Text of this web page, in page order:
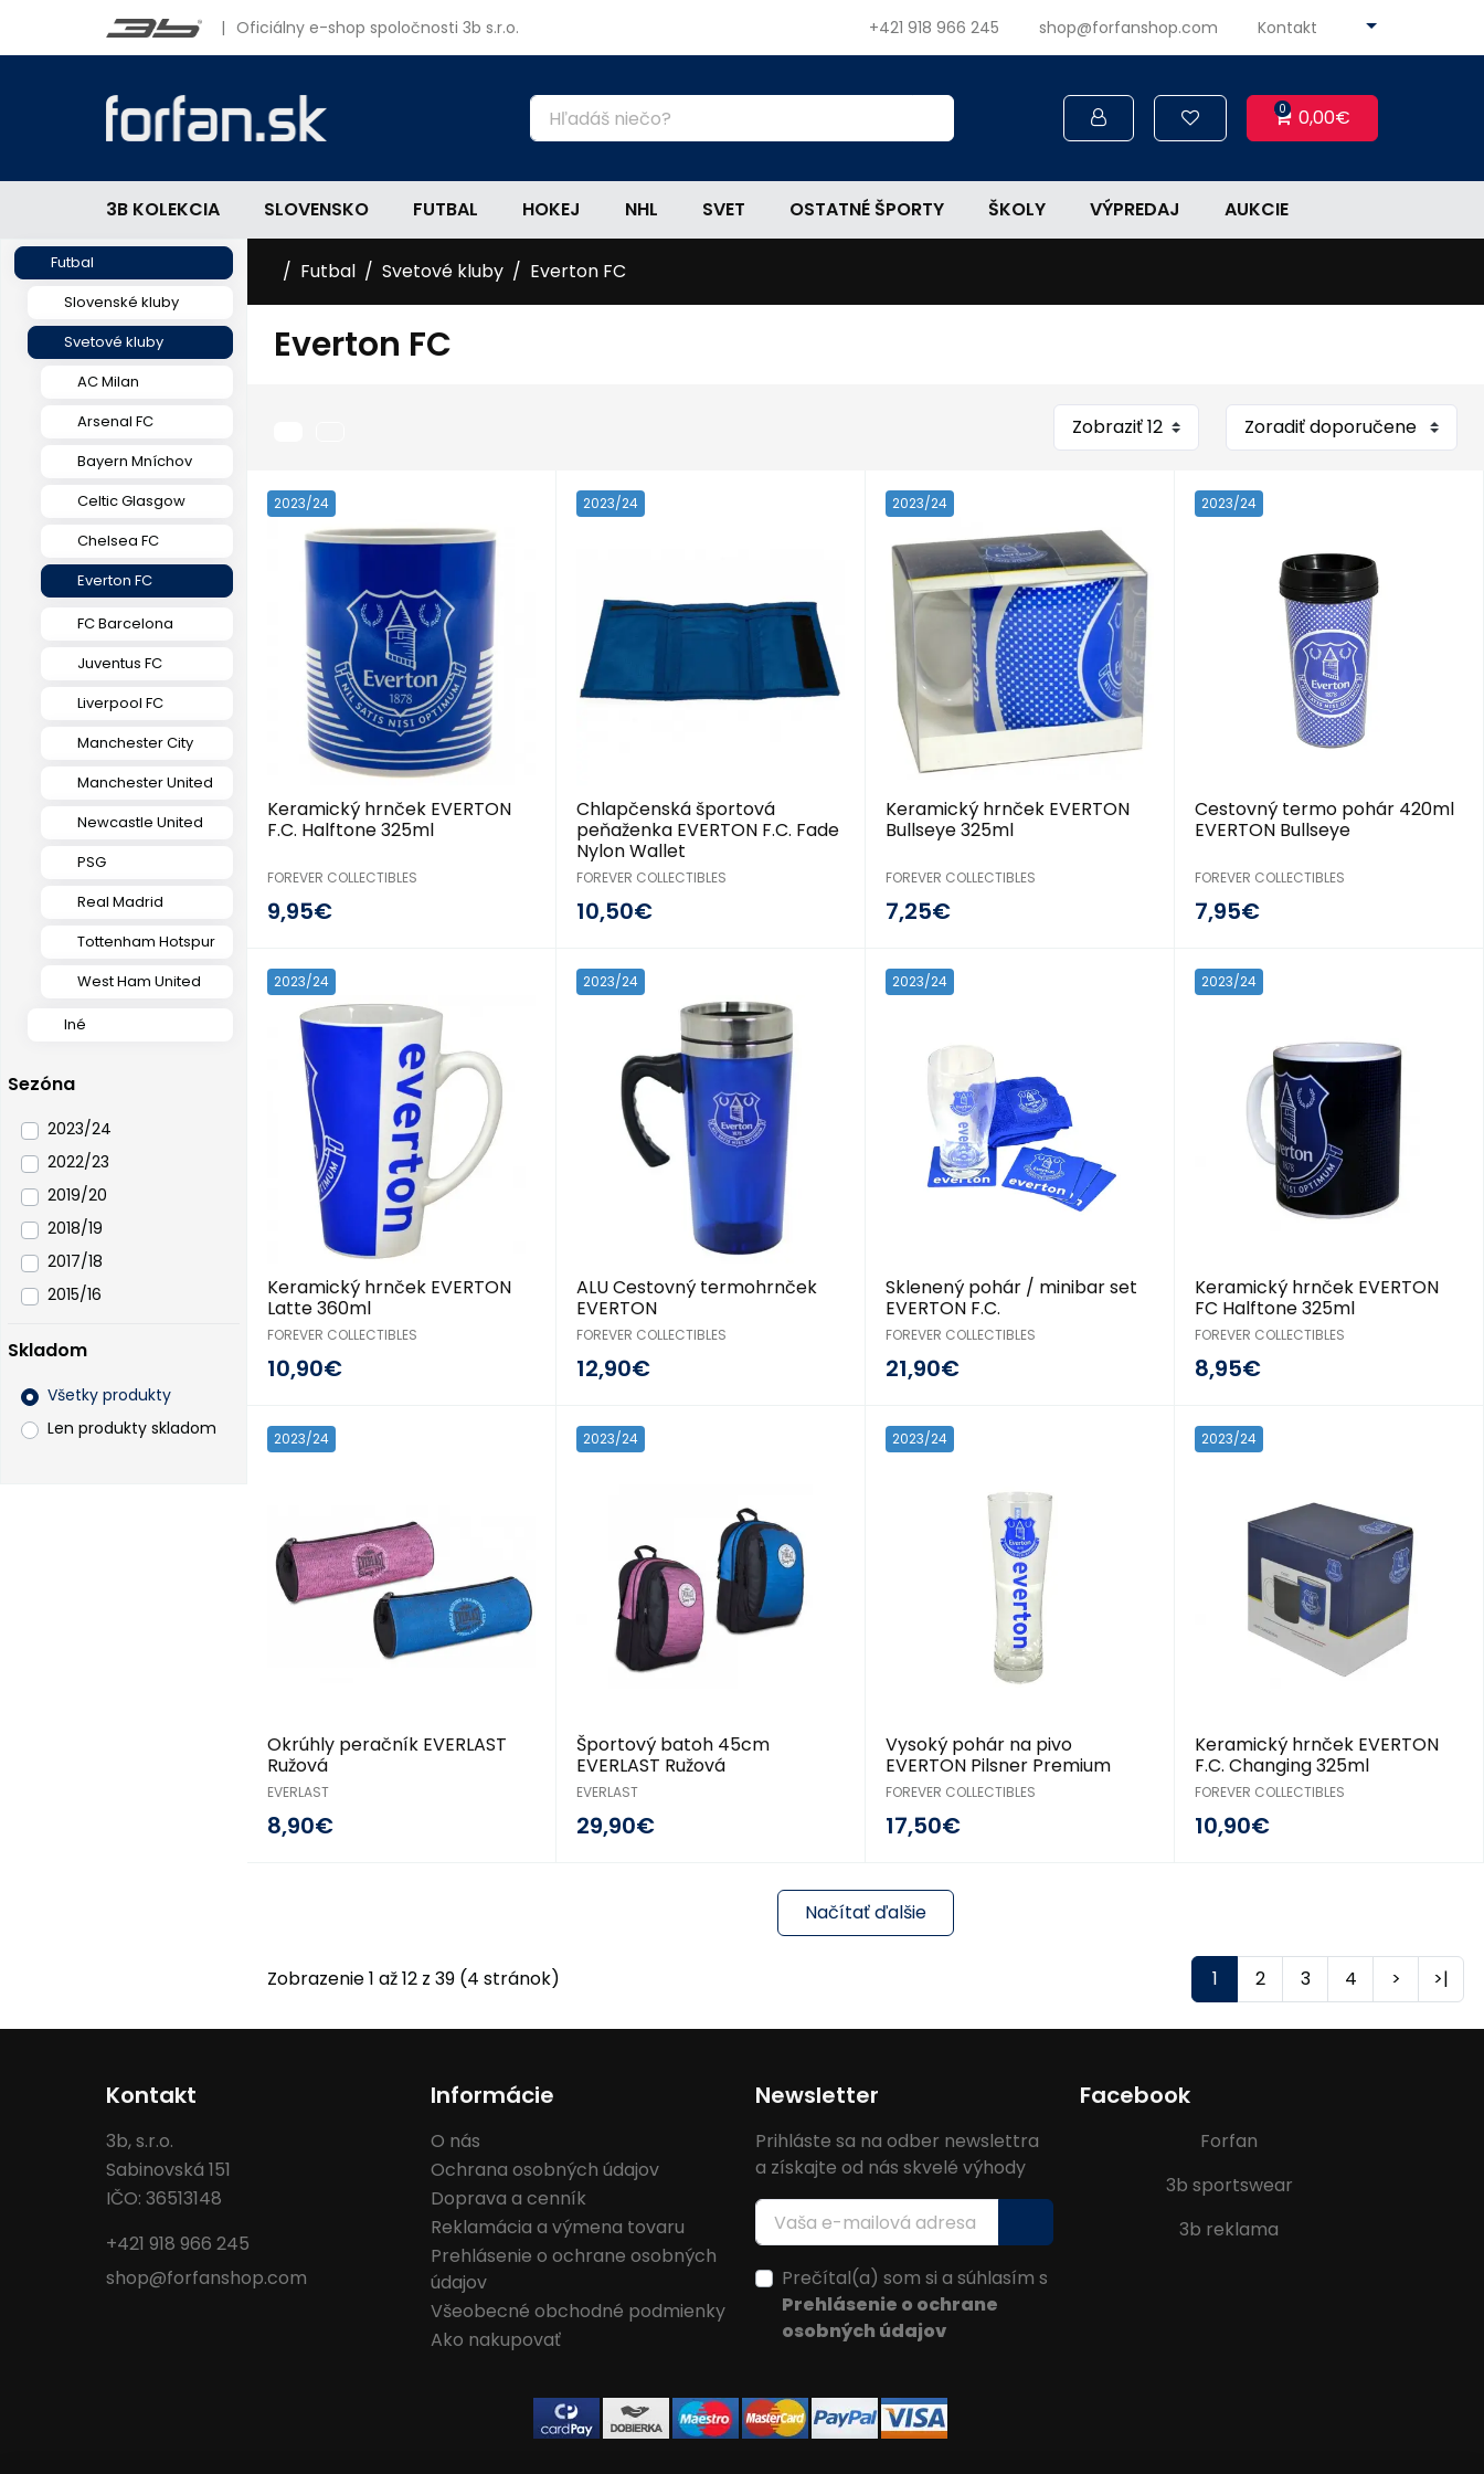
| Oficiálny e-shop spoločnosti 3b s.r.o. +421 918 966 245 shop@forfanshop.com Kontakt
0 0,00€
3B KOLEKCIA SLOVENSKO FUTBAL HOKEJ NHL SVET OSTATNÉ ŠPORTY ŠKOLY VÝPREDAJ AUKCIE
Futbal
Slovenské kluby
Svetové kluby
AC Milan
Arsenal FC
Bayern Mníchov
Celtic Glasgow
Chelsea FC
Everton FC
FC Barcelona
Juventus FC
Liverpool FC
Manchester City
Manchester United
Newcastle United
PSG
Real Madrid
Tottenham Hotspur
West Ham United
Iné
Sezóna
2023/24
2022/23
2019/20
2018/19
2017/18
2015/16
Skladom
Všetky produkty
Len produkty skladom
Futbal Svetové kluby Everton FC
Everton FC
2023/24
Keramický hrnček EVERTON
F.C. Halftone 325ml
FOREVER COLLECTIBLES
9,95€
2023/24
Chlapčenská športová
peňaženka EVERTON F.C. Fade
Nylon Wallet
FOREVER COLLECTIBLES
10,50€
2023/24
Keramický hrnček EVERTON
Bullseye 325ml
FOREVER COLLECTIBLES
7,25€
2023/24
Cestovný termo pohár 420ml
EVERTON Bullseye
FOREVER COLLECTIBLES
7,95€
2023/24
Keramický hrnček EVERTON
Latte 360ml
FOREVER COLLECTIBLES
10,90€
2023/24
ALU Cestovný termohrnček
EVERTON
FOREVER COLLECTIBLES
12,90€
2023/24
Sklenený pohár / minibar set
EVERTON F.C.
FOREVER COLLECTIBLES
21,90€
2023/24
Keramický hrnček EVERTON
FC Halftone 325ml
FOREVER COLLECTIBLES
8,95€
2023/24
Okrúhly peračník EVERLAST
Ružová
EVERLAST
8,90€
2023/24
Športový batoh 45cm
EVERLAST Ružová
EVERLAST
29,90€
2023/24
Vysoký pohár na pivo
EVERTON Pilsner Premium
FOREVER COLLECTIBLES
17,50€
2023/24
Keramický hrnček EVERTON
F.C. Changing 325ml
FOREVER COLLECTIBLES
10,90€
Načítať ďalšie
Zobrazenie 1 až 12 z 39 (4 stránok) 1 2 3 4 > >|
Kontakt
3b, s.r.o.
Sabinovská 151
IČO: 36513148
+421 918 966 245
shop@forfanshop.com
Informácie
O nás
Ochrana osobných údajov
Doprava a cenník
Reklamácia a výmena tovaru
Prehlásenie o ochrane osobných
údajov
Všeobecné obchodné podmienky
Ako nakupovať
Newsletter
Prihláste sa na odber newslettra
a získajte od nás skvelé výhody
Prečítal(a) som si a súhlasím s
Prehlásenie o ochrane
osobných údajov
Facebook
Forfan
3b sportswear
3b reklama